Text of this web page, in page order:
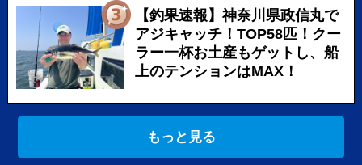
【釣果速報】神奈川県政信丸で
アジキャッチ！TOP58匹！クー
ラー一杯お土産もゲットし、船
上のテンションはMAX！
もっと見る